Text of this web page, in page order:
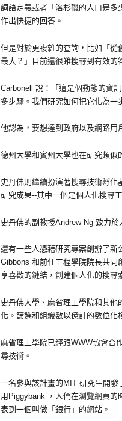
詞語定義或者「洛杉磯的人口是
作出快捷的回答。
但是對於更複雜的查詢，比如「從
最大？」目前還很難搜尋到有效的
Carbonell 說：「這是個動態的資
多步驟。我們研究如何把它化為一
他認為，要想達到政府以及網路用
德州大學和賓州大學也在研究類似
史丹佛則繼續扮演著搜尋技術孵化
研究成果--其中一個是個人化搜尋
史丹佛的副教授Andrew Ng 致力
還有一些人憑藉研究專案創辦了新
Gibbons 和前任工程學院院長共同
享喜歡的鏈結，創建個人化的搜尋
史丹佛大學、麻省理工學院和其他
化。篩選和組織數以億計的數位化
麻省理工學院已經跟WWW協會合
尋技術。
一名參與該計畫的MIT 研究生開
用Piggybank ，人們在瀏覽網頁
表到一個叫做「銀行」的網站。